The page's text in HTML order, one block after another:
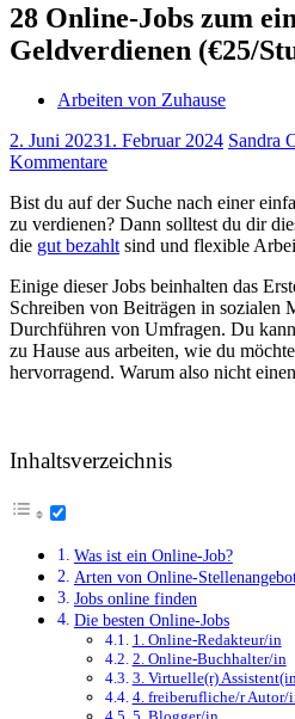
28 Online-Jobs zum
Geldverdienen (€25/
Arbeiten von Zuhause
2. Juni 20231. Februar 2024 Sandra
Kommentare
Bist du auf der Suche nach einer
zu verdienen? Dann solltest du dir
die gut bezahltsind und flexible
Einige dieser Jobs beinhalten das
Schreiben von Beiträgen in sozialen
Durchführen von Umfragen. Du
zu Hause aus arbeiten, wie du
hervorragend. Warum also nicht
Inhaltsverzeichnis
Was ist ein Online-Job?
Arten von Online-
Jobs online finden
Die besten Online-Jobs
1. Online-Redakteur/in
2. Online-Buchhalter/in
3. Virtuelle(r)
4. freiberufliche/r Autor/